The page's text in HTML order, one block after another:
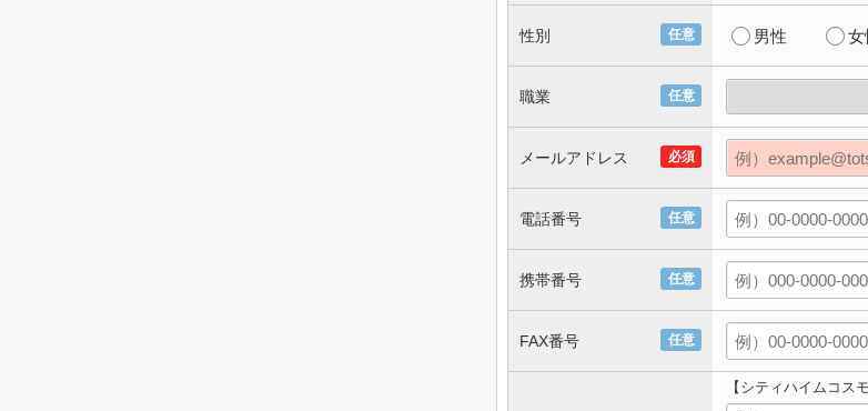
任意
性別 男性 女
任意
職業
必須
メールアドレス
任意
電話番号
任意
携帯番号
任意
FAX番号
【シティハイムコス